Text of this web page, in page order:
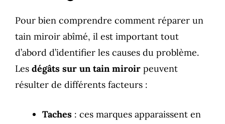
Pour bien comprendre comment réparer un
tain miroir abîmé, il est important tout
d’abord d’identifier les causes du problème.
Les dégâts sur un tain miroir peuvent
résulter de différents facteurs :
Taches : ces marques apparaissent en